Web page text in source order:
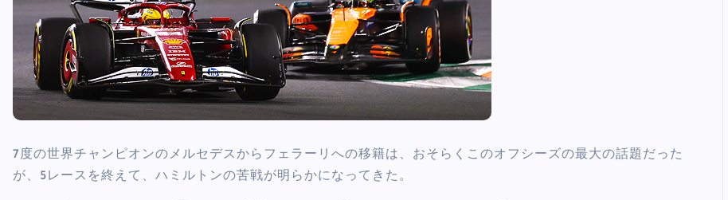
7度の世界チャンピオンのメルセデスからフェラーリへの移籍は、おそらくこのオフシーズの最大の話題だった
が、5レースを終えて、ハミルトンの苦戦が明らかになってきた。